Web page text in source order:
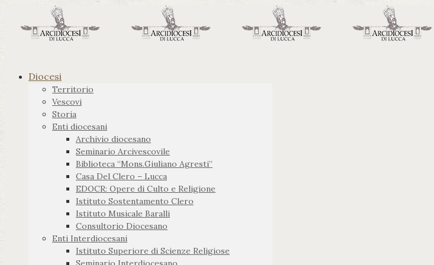
Diocesi
Territorio
Vescovi
Storia
Enti diocesani
Archivio diocesano
Seminario Arcivescovile
Biblioteca “Mons.Giuliano Agresti”
Casa Del Clero – Lucca
EDOCR: Opere di Culto e Religione
Istituto Sostentamento Clero
Istituto Musicale Baralli
Consultorio Diocesano
Enti Interdiocesani
Istituto Superiore di Scienze Religiose